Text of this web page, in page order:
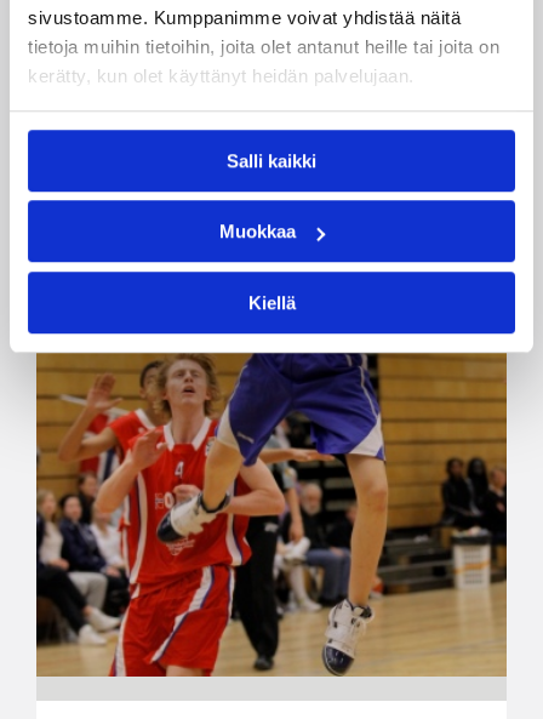
sivustoamme. Kumppanimme voivat yhdistää näitä
tietoja muihin tietoihin, joita olet antanut heille tai joita on
kerätty, kun olet käyttänyt heidän palvelujaan.
Salli kaikki
Muokkaa
Kiellä